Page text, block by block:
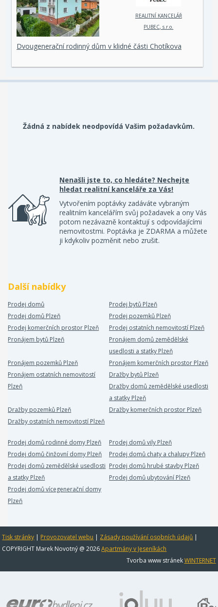
REALITNÍ KANCELÁŘ
PUBEC, s.r.o.
Dvougenerační rodinný dům v klidné části Chotíkova
Žádná z nabídek neodpovídá Vašim požadavkům.
Nenašli jste to, co hledáte? Nechejte
hledat realitní kanceláře za Vás!
Vytvořením poptávky zadáváte vybraným
realitním kancelářím svůj požadavek a ony Vás
potom nezávazně kontaktují s odpovídajícími
nemovitostmi. Poptávka je ZDARMA a můžete
ji kdykoliv pozměnit nebo zrušit.
Další nabídky
Prodej domů
Prodej bytů Plzeň
Prodej domů Plzeň
Prodej pozemků Plzeň
Prodej komerčních prostor Plzeň
Prodej ostatních nemovitostí Plzeň
Pronájem bytů Plzeň
Pronájem domů zemědělské
usedlosti a statky Plzeň
Pronájem pozemků Plzeň
Pronájem komerčních prostor Plzeň
Pronájem ostatních nemovitostí
Plzeň
Dražby bytů Plzeň
Dražby domů zemědělské usedlosti
a statky Plzeň
Dražby pozemků Plzeň
Dražby komerčních prostor Plzeň
Dražby ostatních nemovitostí Plzeň
Prodej domů rodinné domy Plzeň
Prodej domů vily Plzeň
Prodej domů činžovní domy Plzeň
Prodej domů chaty a chalupy Plzeň
Prodej domů zemědělské usedlosti
a statky Plzeň
Prodej domů hrubé stavby Plzeň
Prodej domů ubytování Plzeň
Prodej domů vícegenerační domy
Plzeň
Tisk stránky | Provozovatel webu | Zásady používání osobních údajů |
COPYRIGHT Marek Novotný @ 2026Apartmány v Jeseníkách
Tvorba www stránekWINTERNET